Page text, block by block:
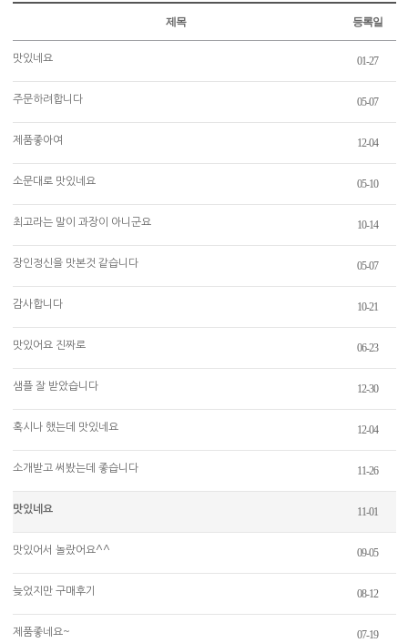
제목 등록일
맛있네요 01-27
주문하려합니다 05-07
제품좋아여 12-04
소문대로 맛있네요 05-10
최고라는 말이 과장이 아니군요 10-14
장인정신을 맛본것 같습니다 05-07
감사합니다 10-21
맛있어요 진짜로 06-23
샘플 잘 받았습니다 12-30
혹시나 했는데 맛있네요 12-04
소개받고 써봤는데 좋습니다 11-26
맛있네요 11-01
맛있어서 놀랐어요^^ 09-05
늦었지만 구매후기 08-12
제품좋네요~ 07-19